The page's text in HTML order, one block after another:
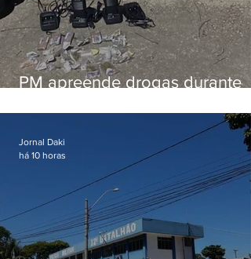
PM apreende drogas durante
Jornal Daki
há 10 horas